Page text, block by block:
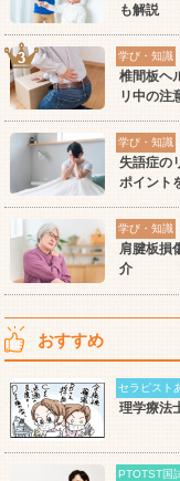
も解説
学び・知識
椎間板ヘ
リ中の注
学び・知識
失語症の
ポイント
学び・知識
肩腱板損
介
おすすめ
セラピスト
理学療法
PTOTST国